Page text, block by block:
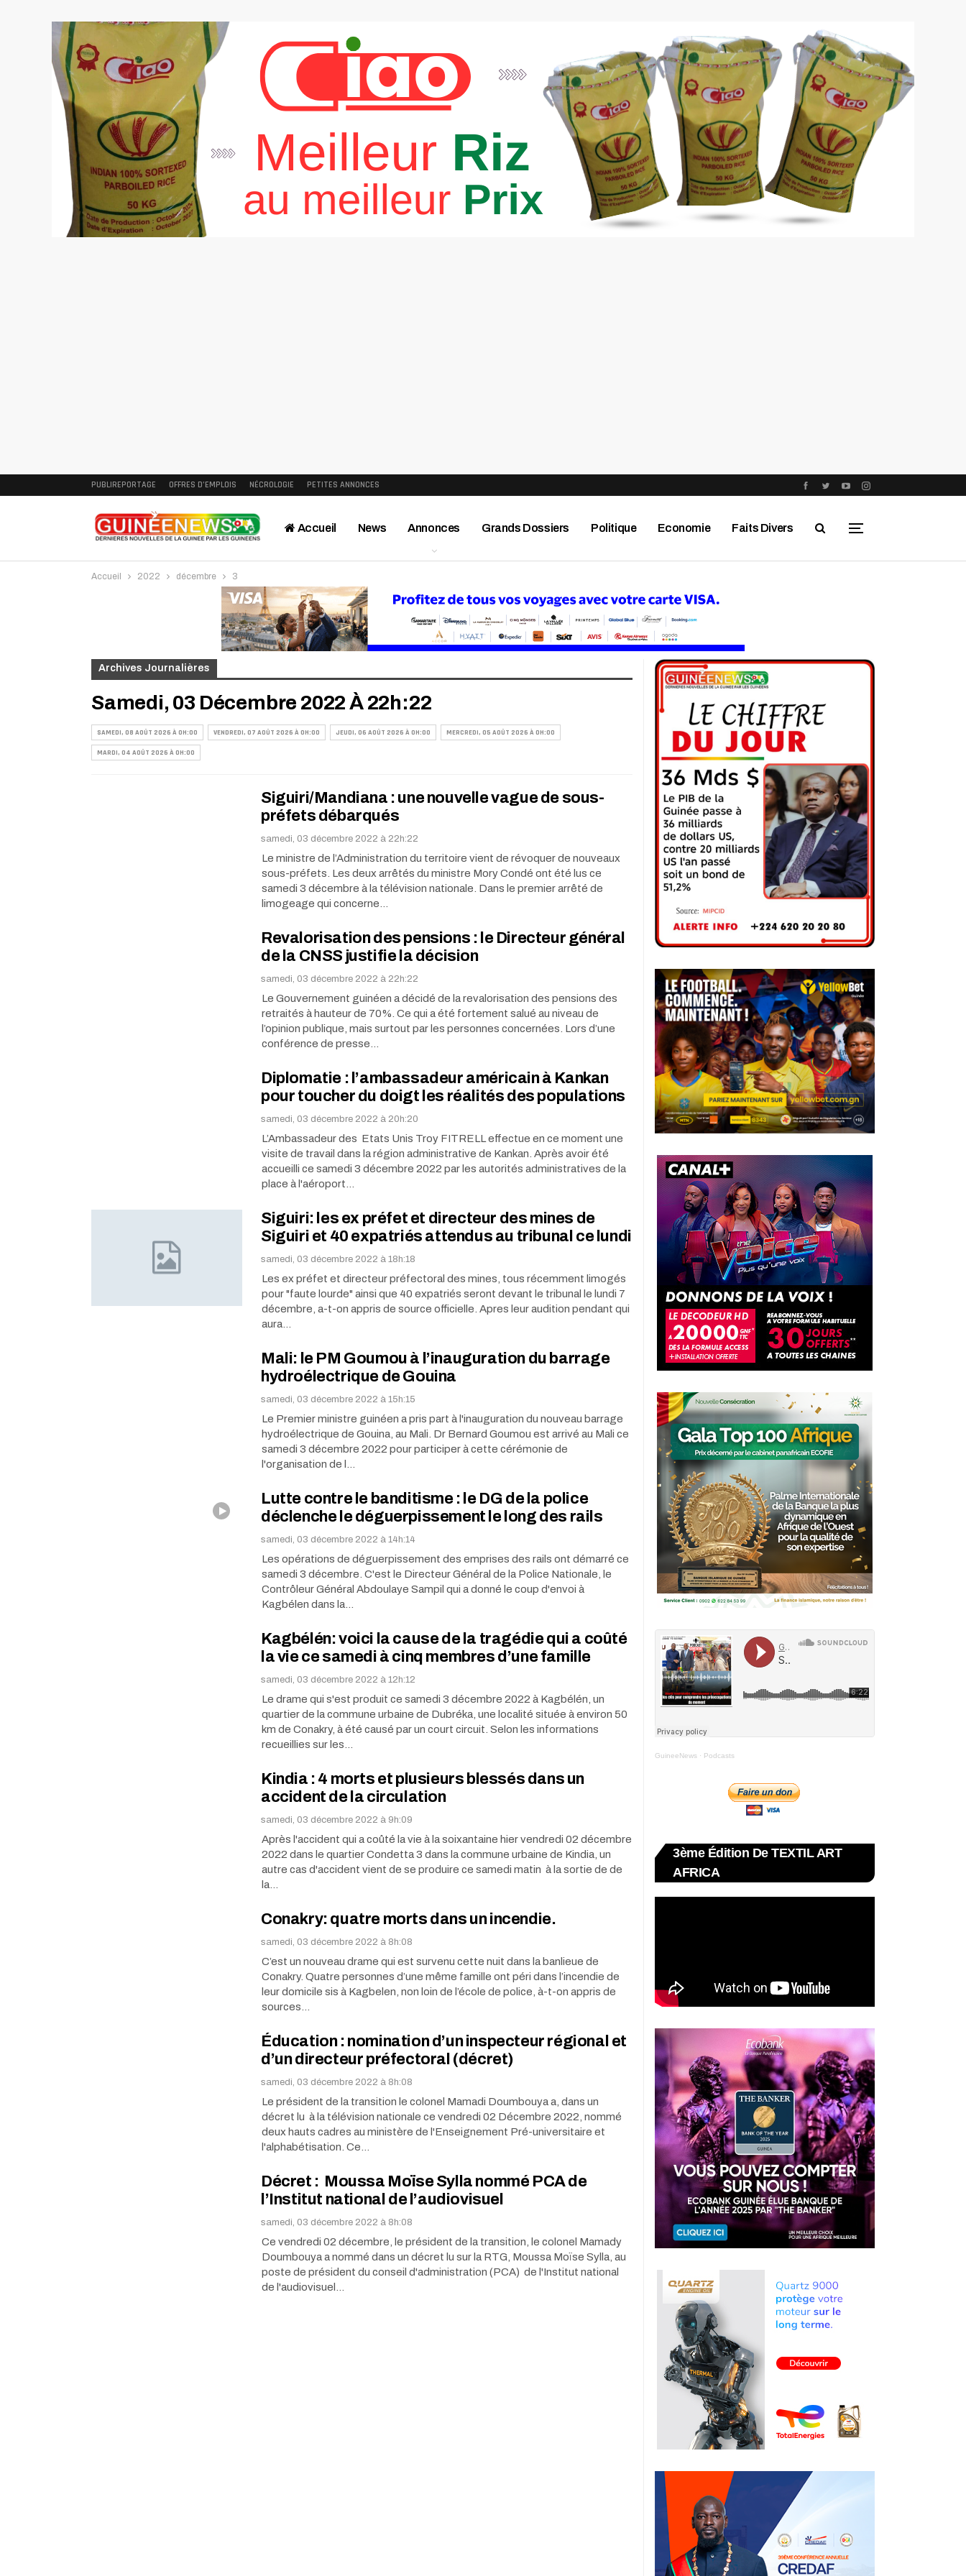
PUBLIREPORTAGE OFFRES D’EMPLOIS NÉCROLOGIE PETITES ANNONCES
Accueil News Annonces Grands Dossiers Politique Economie Faits Divers
Interviews Publireportage Région
Accueil 2022 décembre 3
Archives Journalières
Samedi, 03 Décembre 2022 À 22h:22
SAMEDI, 08 AOÛT 2026 À 0H:00 VENDREDI, 07 AOÛT 2026 À 0H:00 JEUDI, 06 AOÛT 2026 À 0H:00 MERCREDI, 05 AOÛT 2026 À 0H:00
MARDI, 04 AOÛT 2026 À 0H:00
Siguiri/Mandiana : une nouvelle vague de sous-
préfets débarqués
samedi, 03 décembre 2022 à 22h:22
Le ministre de l’Administration du territoire vient de révoquer de nouveaux
sous-préfets. Les deux arrêtés du ministre Mory Condé ont été lus ce
samedi 3 décembre à la télévision nationale. Dans le premier arrêté de
limogeage qui concerne…
Revalorisation des pensions : le Directeur général
de la CNSS justifie la décision
samedi, 03 décembre 2022 à 22h:22
Le Gouvernement guinéen a décidé de la revalorisation des pensions des
retraités à hauteur de 70%. Ce qui a été fortement salué au niveau de
l’opinion publique, mais surtout par les personnes concernées. Lors d’une
conférence de presse…
Diplomatie : l’ambassadeur américain à Kankan
pour toucher du doigt les réalités des populations
samedi, 03 décembre 2022 à 20h:20
L’Ambassadeur des Etats Unis Troy FITRELL effectue en ce moment une
visite de travail dans la région administrative de Kankan. Après avoir été
accueilli ce samedi 3 décembre 2022 par les autorités administratives de la
place à l'aéroport…
Siguiri: les ex préfet et directeur des mines de
Siguiri et 40 expatriés attendus au tribunal ce lundi
samedi, 03 décembre 2022 à 18h:18
Les ex préfet et directeur préfectoral des mines, tous récemment limogés
pour "faute lourde" ainsi que 40 expatriés seront devant le tribunal le lundi 7
décembre, a-t-on appris de source officielle. Apres leur audition pendant qui
aura…
Mali: le PM Goumou à l’inauguration du barrage
hydroélectrique de Gouina
samedi, 03 décembre 2022 à 15h:15
Le Premier ministre guinéen a pris part à l'inauguration du nouveau barrage
hydroélectrique de Gouina, au Mali. Dr Bernard Goumou est arrivé au Mali ce
samedi 3 décembre 2022 pour participer à cette cérémonie de
l'organisation de l…
Lutte contre le banditisme : le DG de la police
déclenche le déguerpissement le long des rails
samedi, 03 décembre 2022 à 14h:14
Les opérations de déguerpissement des emprises des rails ont démarré ce
samedi 3 décembre. C'est le Directeur Général de la Police Nationale, le
Contrôleur Général Abdoulaye Sampil qui a donné le coup d'envoi à
Kagbélen dans la…
Kagbélén: voici la cause de la tragédie qui a coûté
la vie ce samedi à cinq membres d’une famille
samedi, 03 décembre 2022 à 12h:12
Le drame qui s'est produit ce samedi 3 décembre 2022 à Kagbélén, un
quartier de la commune urbaine de Dubréka, une localité située à environ 50
km de Conakry, à été causé par un court circuit. Selon les informations
recueillies sur les…
Kindia : 4 morts et plusieurs blessés dans un
accident de la circulation
samedi, 03 décembre 2022 à 9h:09
Après l'accident qui a coûté la vie à la soixantaine hier vendredi 02 décembre
2022 dans le quartier Condetta 3 dans la commune urbaine de Kindia, un
autre cas d'accident vient de se produire ce samedi matin à la sortie de de
la…
Conakry: quatre morts dans un incendie.
samedi, 03 décembre 2022 à 8h:08
C’est un nouveau drame qui est survenu cette nuit dans la banlieue de
Conakry. Quatre personnes d’une même famille ont péri dans l’incendie de
leur domicile sis à Kagbelen, non loin de l’école de police, à-t-on appris de
sources…
Éducation : nomination d’un inspecteur régional et
d’un directeur préfectoral (décret)
samedi, 03 décembre 2022 à 8h:08
Le président de la transition le colonel Mamadi Doumbouya a, dans un
décret lu à la télévision nationale ce vendredi 02 Décembre 2022, nommé
deux hauts cadres au ministère de l'Enseignement Pré-universitaire et
l'alphabétisation. Ce…
Décret : Moussa Moïse Sylla nommé PCA de
l’Institut national de l’audiovisuel
samedi, 03 décembre 2022 à 8h:08
Ce vendredi 02 décembre, le président de la transition, le colonel Mamady
Doumbouya a nommé dans un décret lu sur la RTG, Moussa Moïse Sylla, au
poste de président du conseil d'administration (PCA) de l'Institut national
de l'audiovisuel…
GuineeNews · Podcasts
3ème Édition De TEXTIL ART
AFRICA